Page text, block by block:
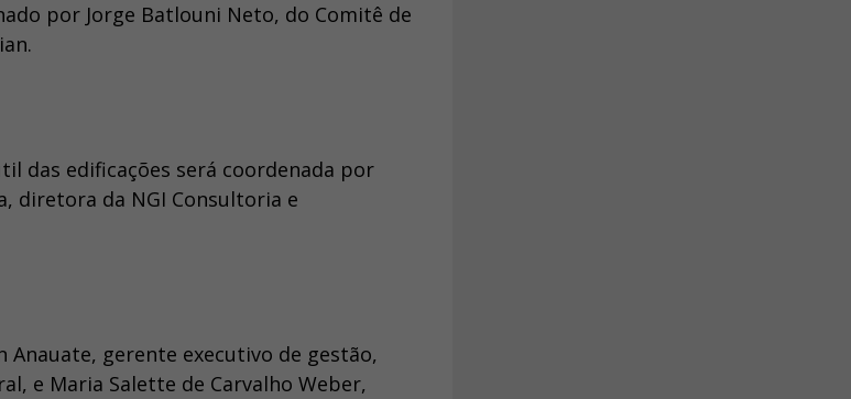
por Jorge Batlouni Neto, do Comitê de
das edificações será coordenada por
diretora da NGI Consultoria e
gerente executivo de gestão,
e Maria Salette de Carvalho Weber,